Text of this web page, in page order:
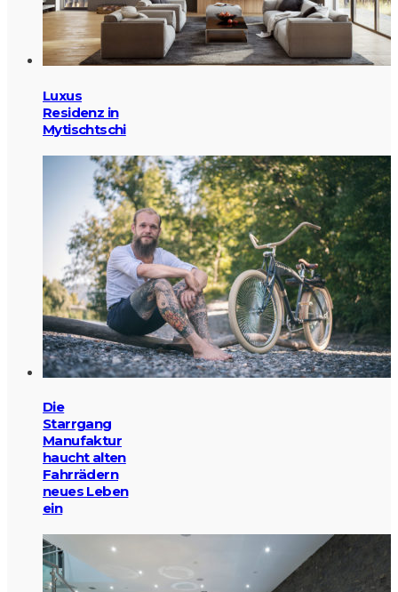
Luxus
Residenz in
Mytischtschi
Die
Starrgang
Manufaktur
haucht alten
Fahrrädern
neues Leben
ein